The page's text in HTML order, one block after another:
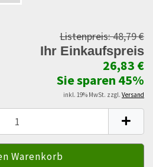
Listenpreis:48,79 €
Ihr Einkaufspreis
26,83 €
Sie sparen 45%
inkl. 19% MwSt. zzgl. Versand